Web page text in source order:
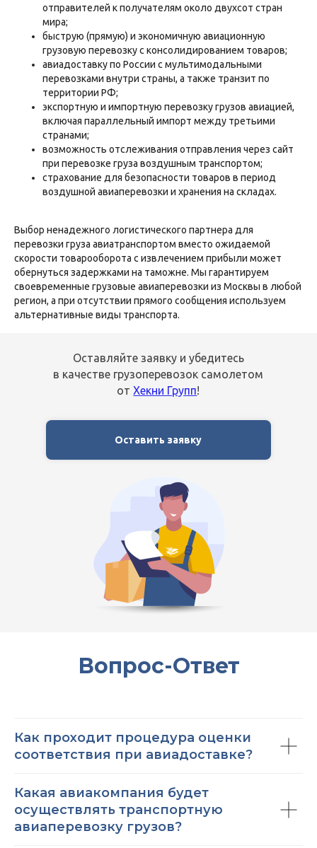
отправителей к получателям около двухсот стран
мира;
быструю (прямую) и экономичную авиационную
грузовую перевозку с консолидированием товаров;
авиадоставку по России с мультимодальными
перевозками внутри страны, а также транзит по
территории РФ;
экспортную и импортную перевозку грузов авиацией,
включая параллельный импорт между третьими
странами;
возможность отслеживания отправления через сайт
при перевозке груза воздушным транспортом;
страхование для безопасности товаров в период
воздушной авиаперевозки и хранения на складах.
Выбор ненадежного логистического партнера для
перевозки груза авиатранспортом вместо ожидаемой
скорости товарооборота с извлечением прибыли может
обернуться задержками на таможне. Мы гарантируем
своевременные грузовые авиаперевозки из Москвы в любой
регион, а при отсутствии прямого сообщения используем
альтернативные виды транспорта.
Оставляйте заявку и убедитесь
в качестве грузоперевозок самолетом
отХекни Групп!
Оставить заявку
Вопрос-Ответ
Как проходит процедура оценки
соответствия при авиадоставке?
Какая авиакомпания будет
осуществлять транспортную
авиаперевозку грузов?